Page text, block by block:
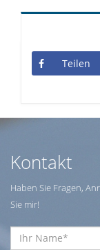
Teilen
Kontakt
Haben Sie Fragen,
Sie mir!